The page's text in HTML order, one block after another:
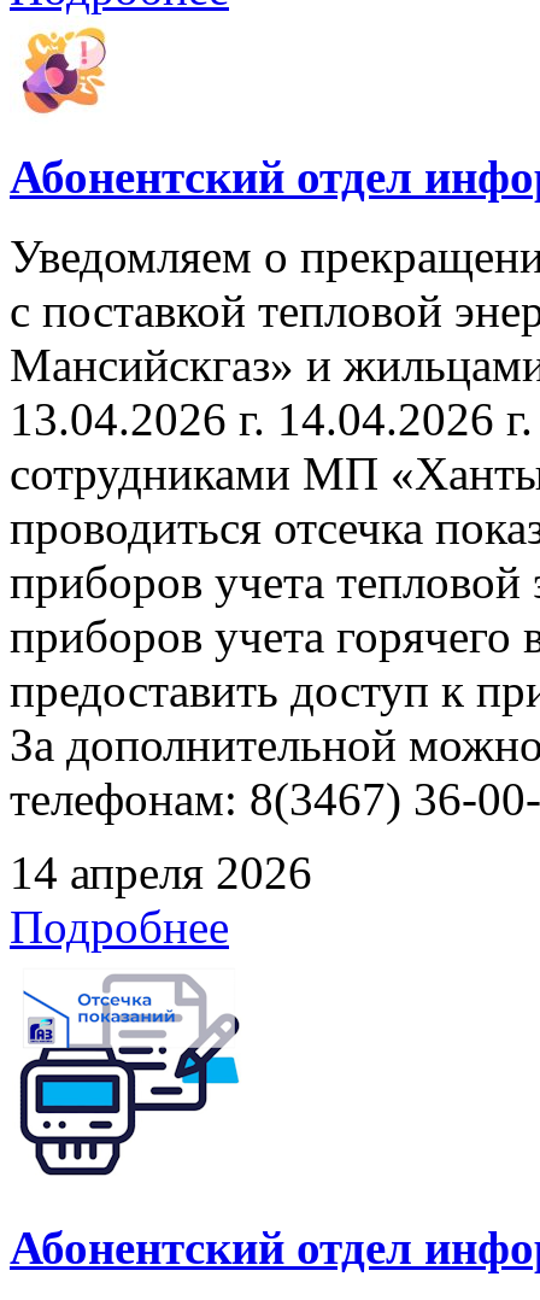
Абонентский отдел
Уведомляем о
с поставкой тепловой
Мансийскгаз» и
13.04.2026 г. 14.04.2026
сотрудниками МП
проводиться отсечка
приборов учета
приборов учета
предоставить доступ к
За дополнительной
телефонам: 8(3467) 36-
14 апреля 2026
Подробнее
Абонентский отдел